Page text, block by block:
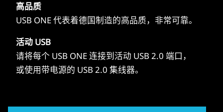
高品质
USB ONE 代表着德国制造的高品质，非常可靠。
活动 USB
请将每个 USB ONE 连接到活动 USB 2.0 端口，
或使用带电源的 USB 2.0 集线器。